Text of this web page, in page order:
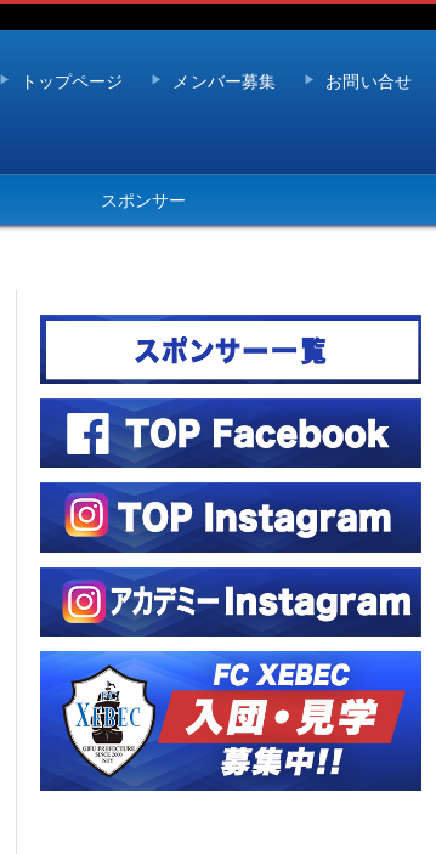
トップページ メンバー募集 お問い合せ
スポンサー